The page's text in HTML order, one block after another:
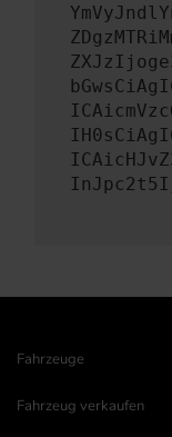
Fahrzeuge
Fahrzeug verkaufen